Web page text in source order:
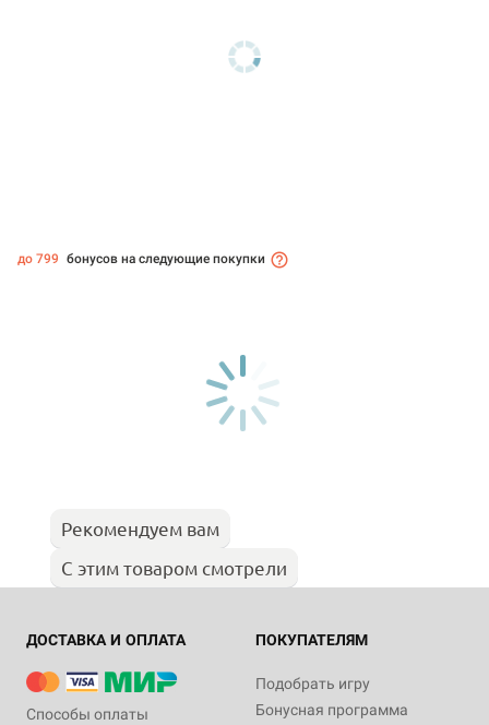
до 799 бонусов на следующие покупки
Рекомендуем вам
С этим товаром смотрели
ДОСТАВКА И ОПЛАТА
Способы оплаты
ПОКУПАТЕЛЯМ
Подобрать игру
Бонусная программа